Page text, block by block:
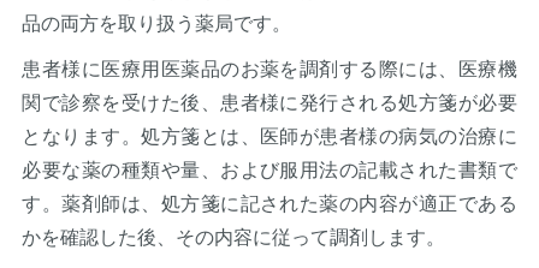
品の両方を取り扱う薬局です。
患者様に医療用医薬品のお薬を調剤する際には、医療機
関で診察を受けた後、患者様に発行される処方箋が必要
となります。処方箋とは、医師が患者様の病気の治療に
必要な薬の種類や量、および服用法の記載された書類で
す。薬剤師は、処方箋に記された薬の内容が適正である
かを確認した後、その内容に従って調剤します。